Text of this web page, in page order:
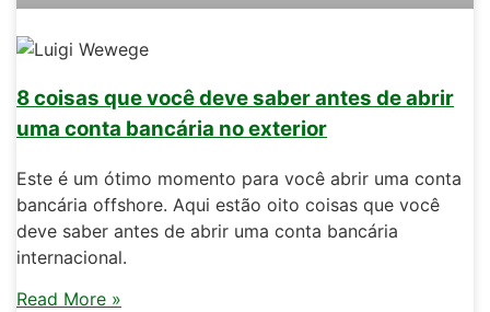
8 coisas que você deve saber antes de abrir
uma conta bancária no exterior
Este é um ótimo momento para você abrir uma conta
bancária offshore. Aqui estão oito coisas que você
deve saber antes de abrir uma conta bancária
internacional.
Read More »